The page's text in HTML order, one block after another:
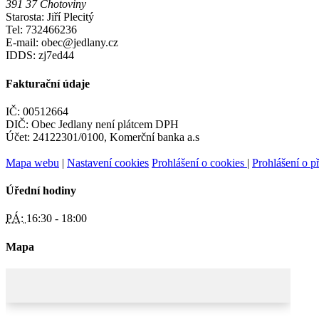
391 37 Chotoviny
Starosta: Jiří Plecitý
Tel: 732466236
E-mail: obec@jedlany.cz
IDDS: zj7ed44
Fakturační údaje
IČ: 00512664
DIČ: Obec Jedlany není plátcem DPH
Účet: 24122301/0100, Komerční banka a.s
Mapa webu | Nastavení cookies Prohlášení o cookies | Prohlášení o
Úřední hodiny
PÁ: 16:30 - 18:00
Mapa